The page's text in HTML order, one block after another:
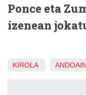
Ponce eta
izenean
KIROLA ANDOAIN